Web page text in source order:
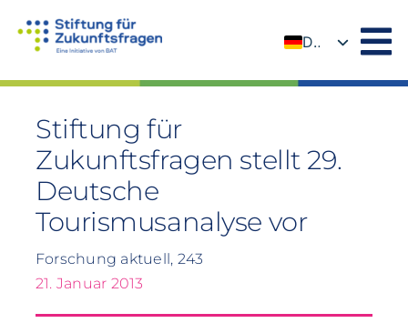
Inhalt
DE
Stiftung für
Zukunftsfragen stellt 29.
Deutsche
Tourismusanalyse vor
Forschung aktuell, 243
21. Januar 2013